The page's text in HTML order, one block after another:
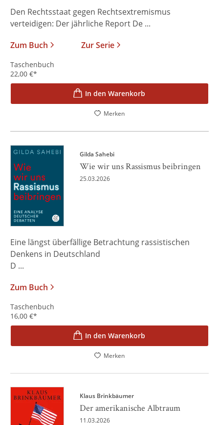
Den Rechtsstaat gegen Rechtsextremismus
verteidigen: Der jährliche Report De ...
Zum Buch
Zur Serie
Taschenbuch
22,00 €*
In den Warenkorb
Merken
Gilda Sahebi
Wie wir uns Rassismus beibringen
25.03.2026
Eine längst überfällige Betrachtung rassistischen
Denkens in Deutschland
D ...
Zum Buch
Taschenbuch
16,00 €*
In den Warenkorb
Merken
Klaus Brinkbäumer
Der amerikanische Albtraum
11.03.2026